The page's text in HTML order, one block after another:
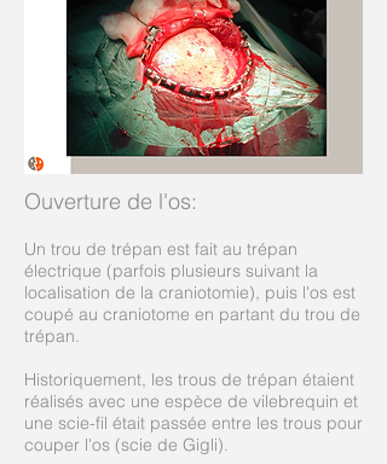
Ouverture de l'os:
Un trou de trépan est fait au trépan
électrique (parfois plusieurs suivant la
localisation de la craniotomie), puis l'os est
coupé au craniotome en partant du trou de
trépan.
Historiquement, les trous de trépan étaient
réalisés avec une espèce de vilebrequin et
une scie-fil était passée entre les trous pour
couper l'os (scie de Gigli).